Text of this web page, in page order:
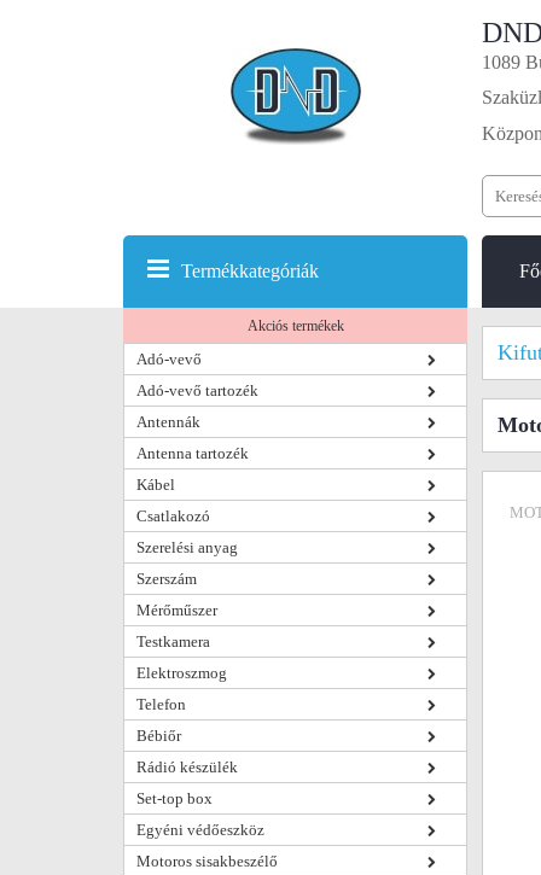
1089
Termékkategóriák
Akciós termékek
Adó-vevő
Adó-vevő tartozék
Antennák
Antenna tartozék
Kábel
Csatlakozó
Szerelési anyag
Szerszám
Mérőműszer
Testkamera
Elektroszmog
Telefon
Bébiőr
Rádió készülék
Set-top box
Egyéni védőeszköz
Motoros sisakbeszélő